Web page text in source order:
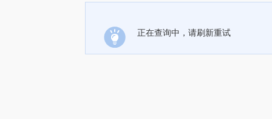
正在查询中，请刷新重试